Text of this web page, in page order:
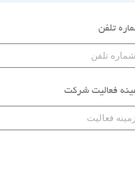
تلفن
فعالیت شرکت